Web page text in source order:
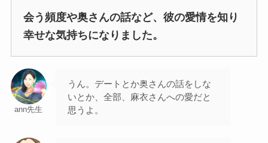
会う頻度や奥さんの話など、彼の愛情を知り
幸せな気持ちになりました。
ann先生
うん。デートとか奥さんの話をしな
いとか、全部、麻衣さんへの愛だと
思うよ。